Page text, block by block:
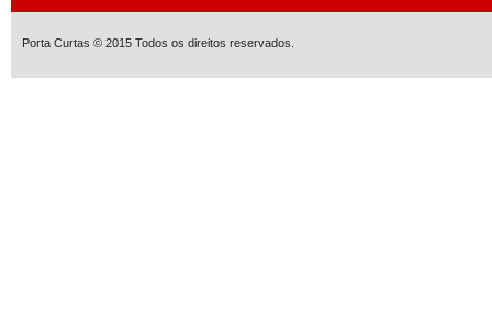
Porta Curtas © 2015 Todos os direitos reservados.